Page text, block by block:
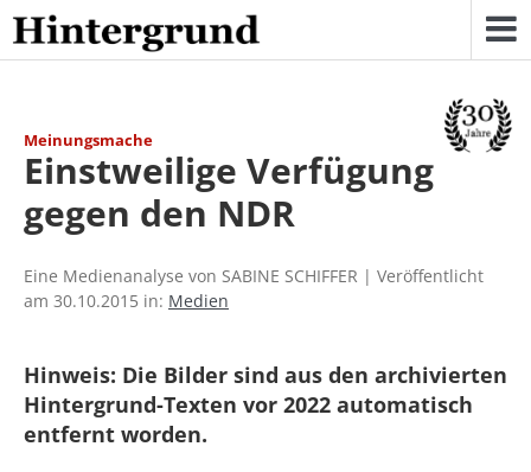
Skip
to
content
Meinungsmache
Einstweilige Verfügung
gegen den NDR
Eine Medienanalyse von SABINE SCHIFFER | Veröffentlicht
am 30.10.2015 in: Medien
Hinweis: Die Bilder sind aus den archivierten
Hintergrund-Texten vor 2022 automatisch
entfernt worden.